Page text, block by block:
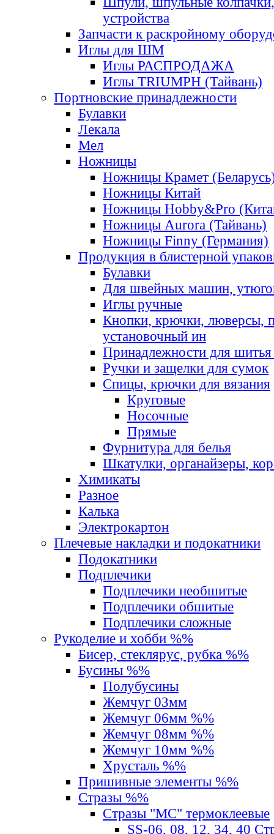
устройства
Запчасти к раскройному
Иглы для ШМ
Иглы РАСПРОДАЖА
Иглы TRIUMPH (Тайвань)
Портновские принадлежности
Булавки
Лекала
Мел
Ножницы
Ножницы Крамет
Ножницы Китай
Ножницы Hobby&Pro
Ножницы Aurora (Тайвань)
Ножницы Finny (Германия)
Продукция в блистерной
Булавки
Для швейных машин,
Иглы ручные
Кнопки, крючки, люверсы,
установочный ин
Принадлежности для шитья
Ручки и защелки для сумок
Спицы, крючки для вязания
Круговые
Носочные
Прямые
Фурнитура для белья
Шкатулки, органайзеры,
Химикаты
Разное
Калька
Электрокартон
Плечевые накладки и подокатники
Подокатники
Подплечики
Подплечики необшитые
Подплечики обшитые
Подплечики сложные
Рукоделие и хобби %%
Бисер, стеклярус, рубка %%
Бусины %%
Полубусины
Жемчуг 03мм
Жемчуг 06мм %%
Жемчуг 08мм %%
Жемчуг 10мм %%
Хрусталь %%
Пришивные элементы %%
Стразы %%
Стразы "MС" термоклеевые
SS-06, 08, 12, 34, 40